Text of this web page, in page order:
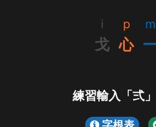
i
戈
p
心
m
練習輸入「弍